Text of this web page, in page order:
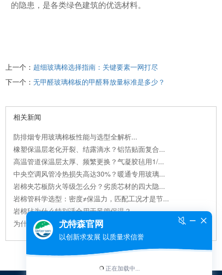
的隐患，是各类绿色建筑的优选材料。
上一个： 超细玻璃棉选择指南：关键要素一网打尽
下一个：无甲醛玻璃棉板的甲醛释放量标准是多少？
相关新闻
防排烟专用玻璃棉板性能与选型全解析...
橡塑保温层老化开裂、结露滴水？铝箔贴面复合...
高温管道保温层太厚、频繁更换？气凝胶毡用1/...
中央空调风管冷热损失高达30%？暖通专用玻璃...
岩棉夹芯板防火等级怎么分？劣质芯材的四大隐...
岩棉管科学选型：密度≠保温力，匹配工况才是节...
岩棉毡为什么特别适合用于风管保温？...
为什么尤特森钢结构玻璃棉毡的保温效果优于...